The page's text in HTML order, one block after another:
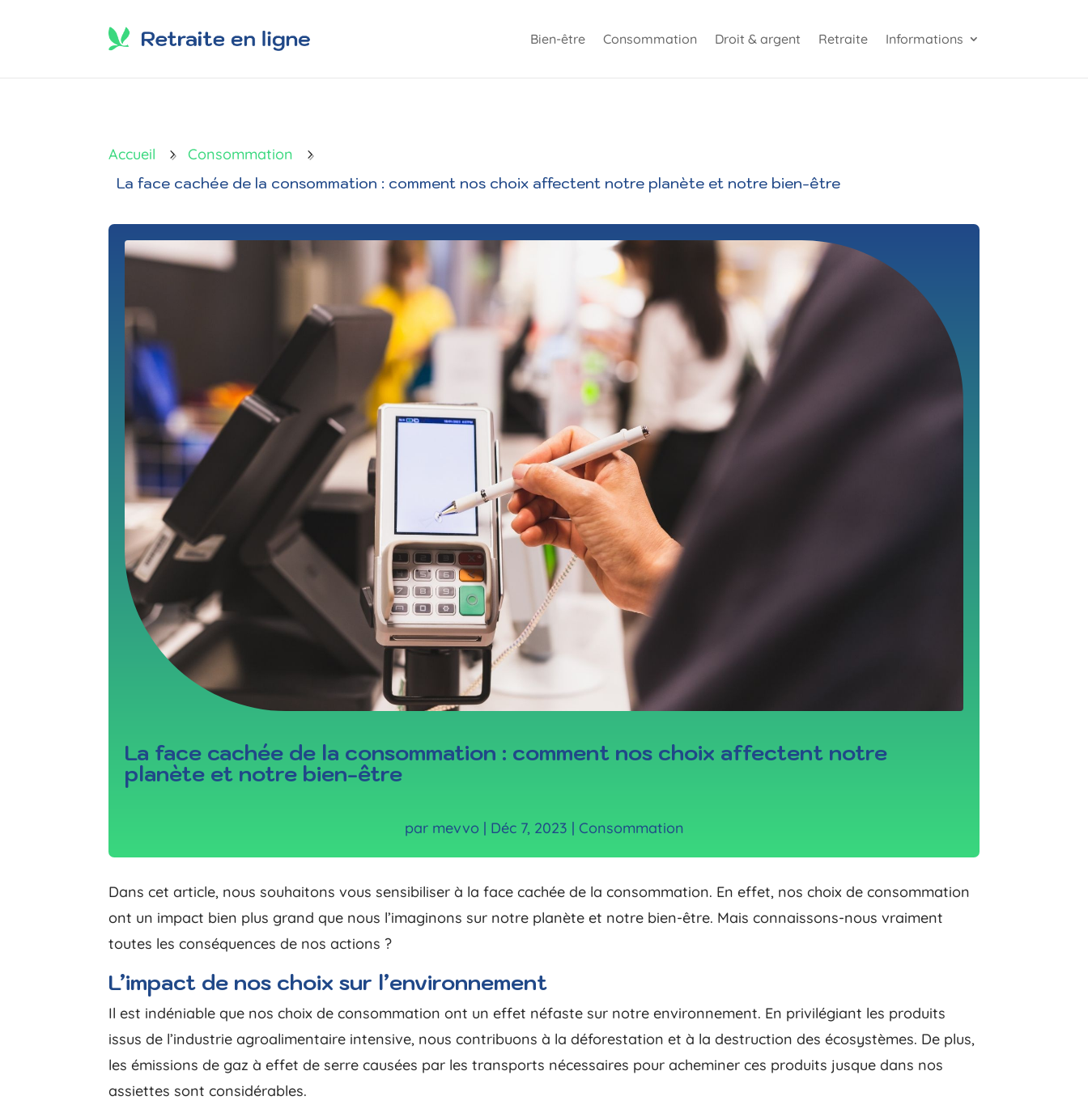
Bien-être Consommation Droit & argent Retraite Informations
Accueil 5 Consommation 5
La face cachée de la consommation : comment nos choix affectent notre planète et notre bien-être
La face cachée de la consommation : comment nos choix affectent notre
planète et notre bien-être
par mevvo | Déc 7, 2023 | Consommation
Dans cet article, nous souhaitons vous sensibiliser à la face cachée de la consommation. En effet, nos choix de consommation
ont un impact bien plus grand que nous l’imaginons sur notre planète et notre bien-être. Mais connaissons-nous vraiment
toutes les conséquences de nos actions ?
L’impact de nos choix sur l’environnement
Il est indéniable que nos choix de consommation ont un effet néfaste sur notre environnement. En privilégiant les produits
issus de l’industrie agroalimentaire intensive, nous contribuons à la déforestation et à la destruction des écosystèmes. De plus,
les émissions de gaz à effet de serre causées par les transports nécessaires pour acheminer ces produits jusque dans nos
assiettes sont considérables.